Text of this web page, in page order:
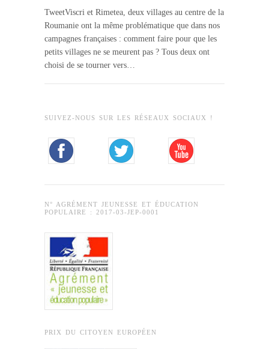
TweetViscri et Rimetea, deux villages au centre de la
Roumanie ont la même problématique que dans nos
campagnes françaises : comment faire pour que les
petits villages ne se meurent pas ? Tous deux ont
choisi de se tourner vers…
SUIVEZ-NOUS SUR LES RÉSEAUX SOCIAUX !
N° AGRÉMENT JEUNESSE ET ÉDUCATION
POPULAIRE : 2017-03-JEP-0001
PRIX DU CITOYEN EUROPÉEN